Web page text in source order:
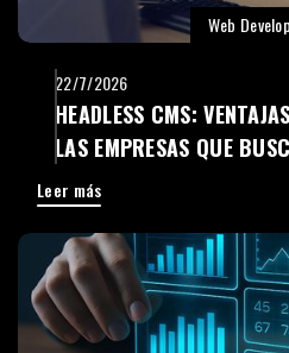
Web
22/7/2026
HEADLESS CMS:
LAS EMPRESAS QUE
Leer más